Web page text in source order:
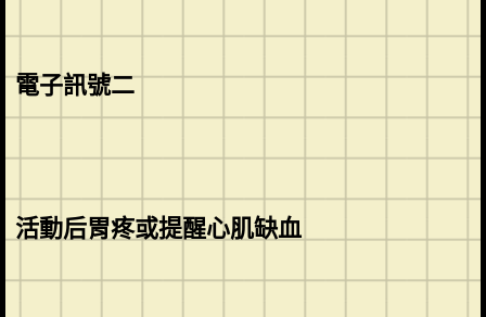
電子訊號二
活動后胃疼或提醒心肌缺血